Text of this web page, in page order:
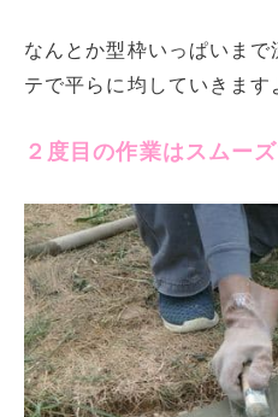
なんとか型枠いっぱいま
テで平らに均していきます
２度目の作業はスムーズ